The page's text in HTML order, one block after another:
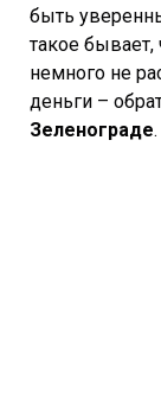
быть
такое бывает,
немного не
деньги –
Зеленограде.